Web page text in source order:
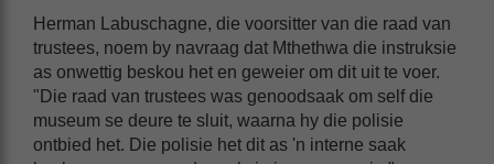
Herman Labuschagne, die voorsitter van die raad van
trustees, noem by navraag dat Mthethwa die instruksie
as onwettig beskou het en geweier om dit uit te voer.
"Die raad van trustees was genoodsaak om self die
museum se deure te sluit, waarna hy die polisie
ontbied het. Die polisie het dit as 'n interne saak